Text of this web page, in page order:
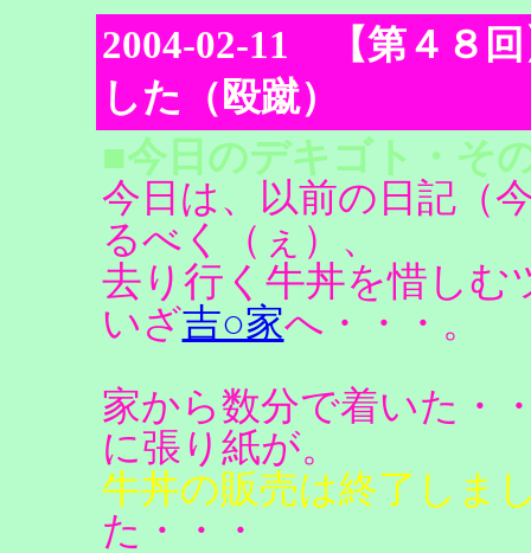
2004-02-11 【第４８
した（殴蹴）
■今日のデキゴト・そ
今日は、以前の日記（
るべく（ぇ）、
去り行く牛丼を惜しむ
いざ吉○家へ・・・。
家から数分で着いた・
に張り紙が。
牛丼の販売は終了しま
た・・・